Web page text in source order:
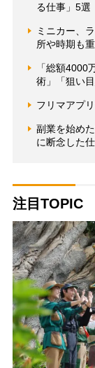
る仕事」5選
ミニカー、
所や時期も
「総額4000
術」「狙い目
フリマアプ
副業を始め
に断念した
注目TOPIC